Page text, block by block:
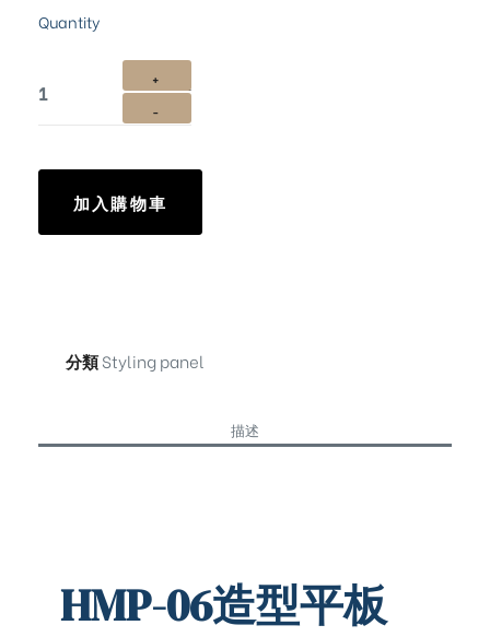
Quantity
加入購物車
分類Styling panel
描述
HMP-06造型平板